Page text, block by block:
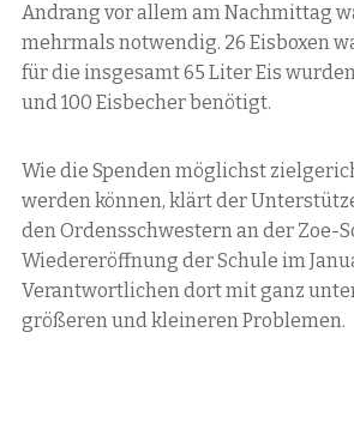
Andrang vor allem am Nachmittag
mehrmals notwendig. 26 Eisboxen
für die insgesamt 65 Liter Eis
und 100 Eisbecher benötigt.
Wie die Spenden möglichst
werden können, klärt der
den Ordensschwestern an der Zoe-
Wiedereröffnung der Schule im
Verantwortlichen dort mit ganz
größeren und kleineren Problemen.